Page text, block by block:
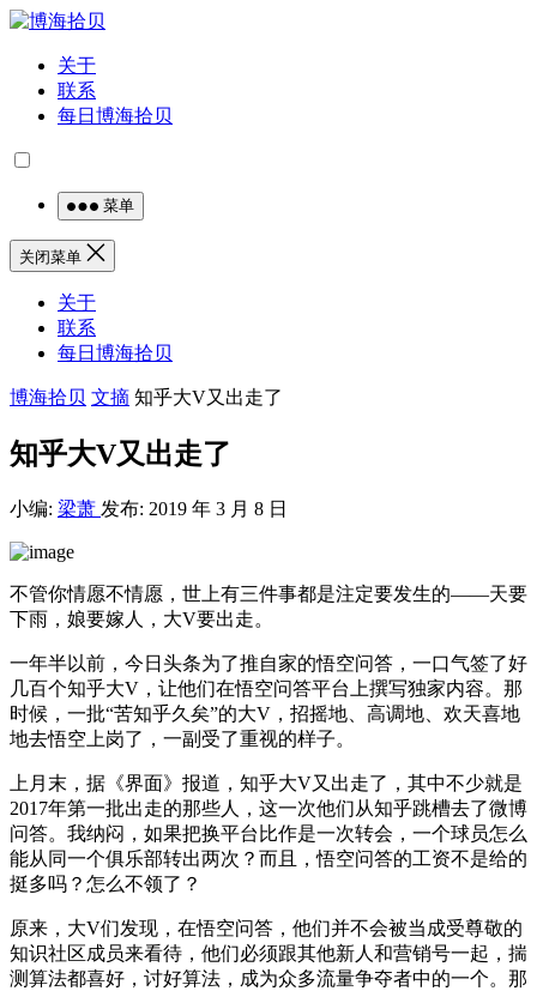
关于
联系
每日博海拾贝
菜单
关闭菜单
关于
联系
每日博海拾贝
博海拾贝 文摘 知乎大V又出走了
知乎大V又出走了
小编: 梁萧 发布: 2019 年 3 月 8 日
不管你情愿不情愿，世上有三件事都是注定要发生的——天要
下雨，娘要嫁人，大V要出走。
一年半以前，今日头条为了推自家的悟空问答，一口气签了好
几百个知乎大V，让他们在悟空问答平台上撰写独家内容。那
时候，一批“苦知乎久矣”的大V，招摇地、高调地、欢天喜地
地去悟空上岗了，一副受了重视的样子。
上月末，据《界面》报道，知乎大V又出走了，其中不少就是
2017年第一批出走的那些人，这一次他们从知乎跳槽去了微博
问答。我纳闷，如果把换平台比作是一次转会，一个球员怎么
能从同一个俱乐部转出两次？而且，悟空问答的工资不是给的
挺多吗？怎么不领了？
原来，大V们发现，在悟空问答，他们并不会被当成受尊敬的
知识社区成员来看待，他们必须跟其他新人和营销号一起，揣
测算法都喜好，讨好算法，成为众多流量争夺者中的一个。那